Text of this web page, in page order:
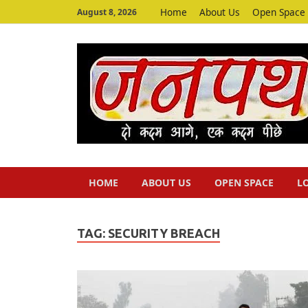
August 8, 2026 Home About Us Open Space
HOME ABOUT US OPEN SPACE
TAG: SECURITY BREACH